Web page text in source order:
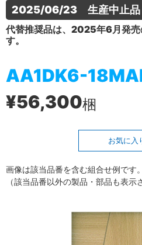
2025/06/23　生産中止品
代替推奨品は、2025年6月発売
す。
AA1DK6-
¥56,300梱
お気に入
画像は該当品番を含む組合せ例です。
（該当品番以外の製品・部品も表示